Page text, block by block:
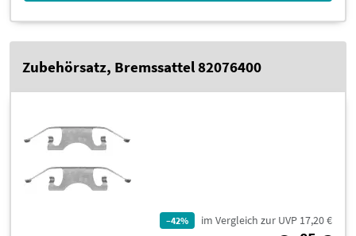
Zubehörsatz, Bremssattel 82076400
–42% im Vergleich zur UVP 17,20 €